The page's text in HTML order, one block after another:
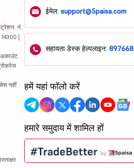
नं.:
|
अकाउंट
नहीं
ईमेल:support@5paisa.com
सहायता डेस्क हेल्पलाइन:
हमें यहां फॉलो करें
हमारे समुदाय में शामिल हों